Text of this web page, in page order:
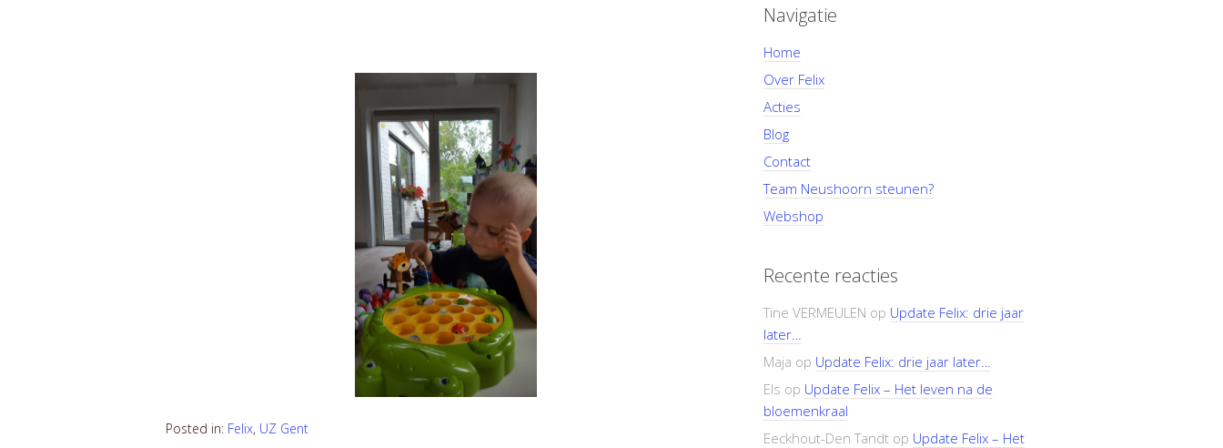
Posted in: Felix, UZ Gent
Navigatie
Home
Over Felix
Acties
Blog
Contact
Team Neushoorn steunen?
Webshop
Recente reacties
Tine VERMEULEN op Update Felix: drie jaar
later…
Maja op Update Felix: drie jaar later…
Els op Update Felix – Het leven na de
bloemenkraal
Eeckhout-Den Tandtop Update Felix – Het